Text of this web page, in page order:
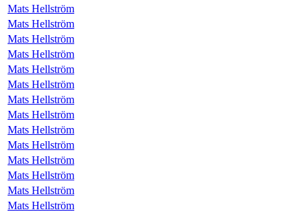
Mats Hellström
Mats Hellström
Mats Hellström
Mats Hellström
Mats Hellström
Mats Hellström
Mats Hellström
Mats Hellström
Mats Hellström
Mats Hellström
Mats Hellström
Mats Hellström
Mats Hellström
Mats Hellström